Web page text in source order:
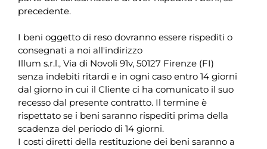
precedente.
I beni oggetto di reso dovranno essere rispediti o
consegnati a noi all'indirizzo
Illum s.r.l., Via di Novoli 91v, 50127 Firenze (FI)
senza indebiti ritardi e in ogni caso entro 14 giorni
dal giorno in cui il Cliente ci ha comunicato il suo
recesso dal presente contratto. Il termine è
rispettato se i beni saranno rispediti prima della
scadenza del periodo di 14 giorni.
I costi diretti della restituzione dei beni saranno a